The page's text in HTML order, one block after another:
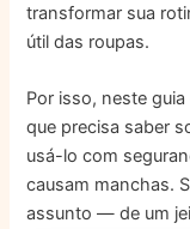
transformar sua
útil das roupas.
Por isso, neste
que precisa saber
usá-lo com
causam manchas.
assunto — de um